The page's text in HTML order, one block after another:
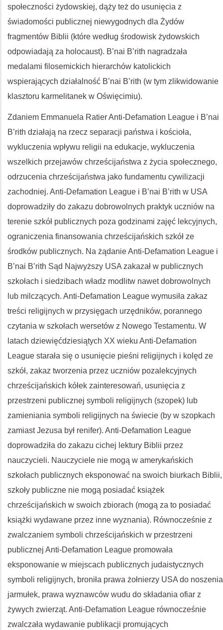
społeczności żydowskiej, dąży też do usunięcia z
świadomości publicznej niewygodnych dla Żydów
fragmentów Biblii (które według środowisk żydowskich
odpowiadają za holocaust). B’nai B’rith nagradzała
medalami filosemickich hierarchów katolickich
wspierających działalność B’nai B’rith (w tym zlikwidowanie
klasztoru karmelitanek w Oświęcimiu).
Zdaniem Emmanuela Ratier Anti-Defamation League i B’nai
B’rith działają na rzecz separacji państwa i kościoła,
wykluczenia wpływu religii na edukacje, wykluczenia
wszelkich przejawów chrześcijaństwa z życia społecznego,
odrzucenia chrześcijaństwa jako fundamentu cywilizacji
zachodniej. Anti-Defamation League i B’nai B’rith w USA
doprowadziły do zakazu dobrowolnych praktyk uczniów na
terenie szkół publicznych poza godzinami zajęć lekcyjnych,
ograniczenia finansowania chrześcijańskich szkół ze
środków publicznych. Na żądanie Anti-Defamation League i
B’nai B’rith Sąd Najwyższy USA zakazał w publicznych
szkołach i siedzibach władz modlitw nawet dobrowolnych
lub milczących. Anti-Defamation League wymusiła zakaz
treści religijnych w przysięgach urzędników, porannego
czytania w szkołach wersetów z Nowego Testamentu. W
latach dziewięćdziesiątych XX wieku Anti-Defamation
League starała się o usunięcie pieśni religijnych i kolęd ze
szkół, zakaz tworzenia przez uczniów pozalekcyjnych
chrześcijańskich kółek zainteresowań, usunięcia z
przestrzeni publicznej symboli religijnych (szopek) lub
zamieniania symboli religijnych na świecie (by w szopkach
zamiast Jezusa był renifer). Anti-Defamation League
doprowadziła do zakazu cichej lektury Biblii przez
nauczycieli. Nauczyciele nie mogą w amerykańskich
szkołach publicznych eksponować na swoich biurkach Biblii,
szkoły publiczne nie mogą posiadać książek
chrześcijańskich w swoich zbiorach (mogą za to posiadać
książki wydawane przez inne wyznania). Równocześnie z
zwalczaniem symboli chrześcijańskich w przestrzeni
publicznej Anti-Defamation League promowała
eksponowanie w miejscach publicznych judaistycznych
symboli religijnych, broniła prawa żołnierzy USA do noszenia
jarmułek, prawa wyznawców wudu do składania ofiar z
żywych zwierząt. Anti-Defamation League równocześnie
zwalczała wydawanie publikacji promujących